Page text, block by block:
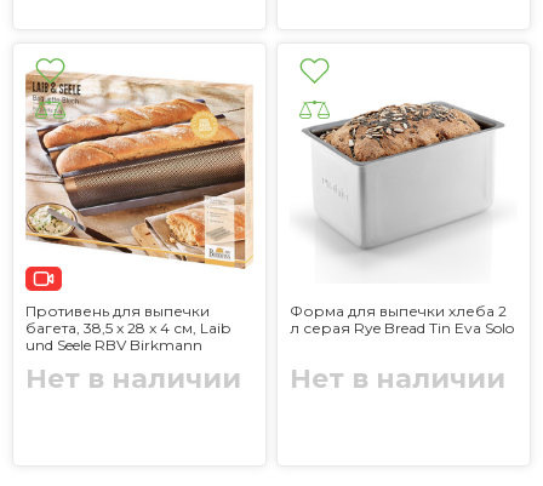
Противень для выпечки
багета, 38,5 x 28 x 4 см, Laib
und Seele RBV Birkmann
Нет в наличии
Форма для выпечки хлеба 2
л серая Rye Bread Tin Eva Solo
Нет в наличии